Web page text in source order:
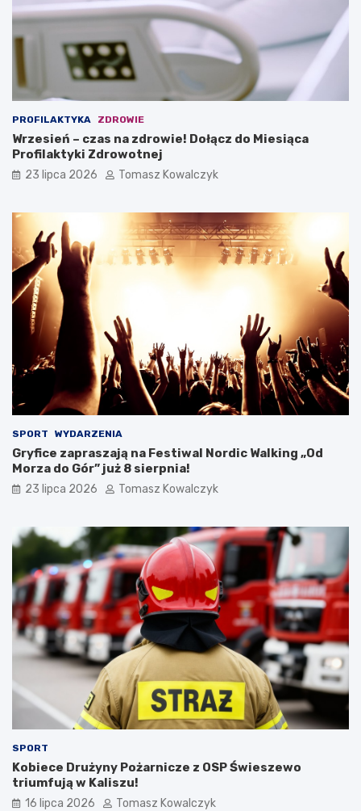
PROFILAKTYKA ZDROWIE
Wrzesień – czas na zdrowie! Dołącz do Miesiąca
Profilaktyki Zdrowotnej
23 lipca 2026 Tomasz Kowalczyk
SPORT WYDARZENIA
Gryfice zapraszają na Festiwal Nordic Walking „Od
Morza do Gór” już 8 sierpnia!
23 lipca 2026 Tomasz Kowalczyk
SPORT
Kobiece Drużyny Pożarnicze z OSP Świeszewo
triumfują w Kaliszu!
16 lipca 2026 Tomasz Kowalczyk